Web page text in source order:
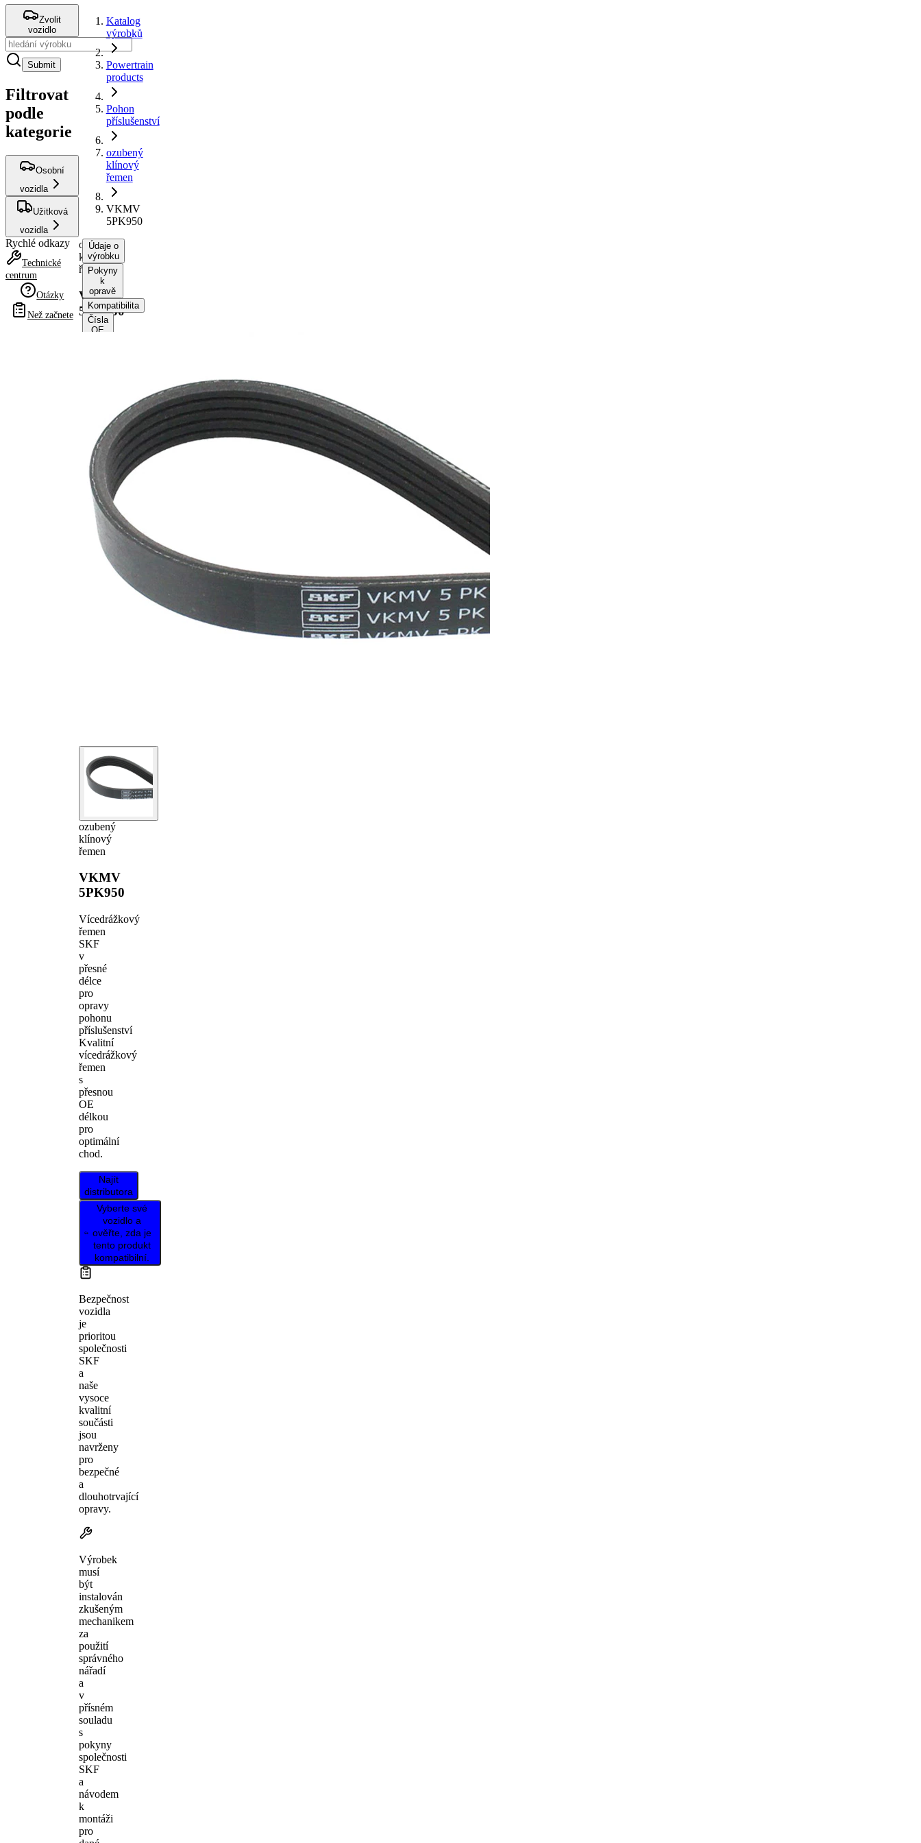
Zvolit
vozidlo
Submit
Filtrovat
podle
kategorie
Osobní
vozidla
Užitková
vozidla
Rychlé odkazy
Technické
centrum
Otázky
Než začnete
Katalog
výrobků
Powertrain
products
Pohon
příslušenství
ozubený
klínový
řemen
VKMV
5PK950
ozubený
klínový
řemen
VKMV
5PK950
ozubený
klínový
řemen
VKMV
5PK950
Vícedrážkový
řemen
SKF
v
přesné
délce
pro
opravy
pohonu
příslušenství
Kvalitní
vícedrážkový
řemen
s
přesnou
OE
délkou
pro
optimální
chod.
Najít
distributora
Vyberte své
vozidlo a
ověřte, zda je
tento produkt
kompatibilní.
Bezpečnost
vozidla
je
prioritou
společnosti
SKF
a
naše
vysoce
kvalitní
součásti
jsou
navrženy
pro
bezpečné
a
dlouhotrvající
opravy.
Výrobek
musí
být
instalován
zkušeným
mechanikem
za
použití
správného
nářadí
a
v
přísném
souladu
s
pokyny
společnosti
SKF
a
návodem
k
montáži
pro
Údaje o
výrobku
Pokyny
k
opravě
Kompatibilita
Čísla
OE
950 mm
17,80 mm
Barva
černá
Počet
žeber
5
SVHC
Žádná
Materiál
řemene
(Ethylen-
Propylen-
Dien-
Kautschuk)